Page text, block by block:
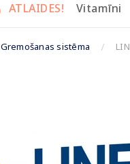
ATLAIDES! Vitamīni
Gremošanas sistēma